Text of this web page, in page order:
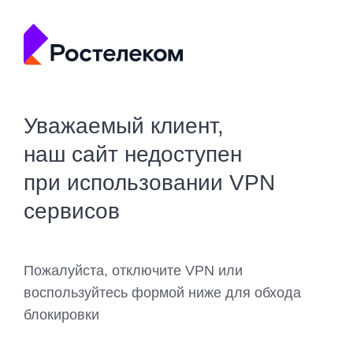
Уважаемый клиент,
наш сайт недоступен
при использовании VPN
сервисов
Пожалуйста, отключите VPN или
воспользуйтесь формой ниже для обхода
блокировки